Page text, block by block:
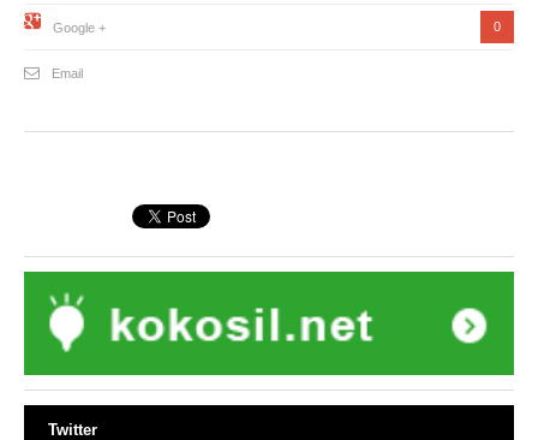
Google + 0
Email
Twitter